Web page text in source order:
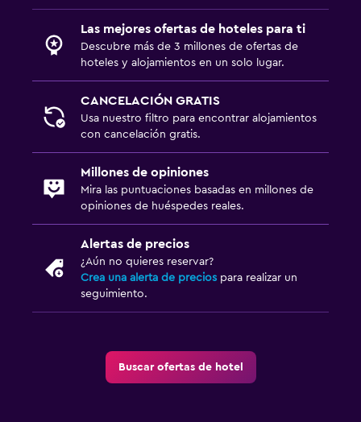
Las mejores ofertas de hoteles para ti
Descubre más de 3 millones de ofertas de
hoteles y alojamientos en un solo lugar.
CANCELACIÓN GRATIS
Usa nuestro filtro para encontrar alojamientos
con cancelación gratis.
Millones de opiniones
Mira las puntuaciones basadas en millones de
opiniones de huéspedes reales.
Alertas de precios
¿Aún no quieres reservar?
Crea una alerta de precios para realizar un
seguimiento.
Buscar ofertas de hotel